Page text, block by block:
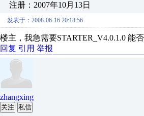
注册：2007年10月13日
发表于：2008-06-16 20:18:56
楼主，我急需要STARTER_V4.0.1.0 能
回复 引用 举报
zhangxing
关注 私信